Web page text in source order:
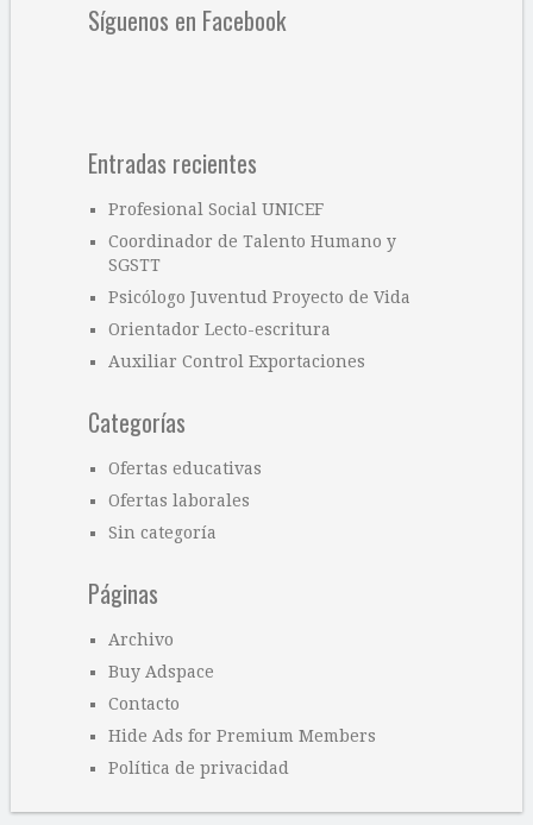
Síguenos en Facebook
Entradas recientes
Profesional Social UNICEF
Coordinador de Talento Humano y
SGSTT
Psicólogo Juventud Proyecto de Vida
Orientador Lecto-escritura
Auxiliar Control Exportaciones
Categorías
Ofertas educativas
Ofertas laborales
Sin categoría
Páginas
Archivo
Buy Adspace
Contacto
Hide Ads for Premium Members
Política de privacidad